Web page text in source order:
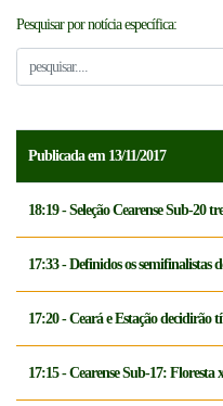
NOTICÍAS
CREDENCIAMENTO
Pesquisar por notícia específica:
Publicada em 13/11/2017
18:19 - Seleção Cearense Sub-20
17:33 - Definidos os semifinalistas
17:20 - Ceará e Estação decidirão
17:15 - Cearense Sub-17: